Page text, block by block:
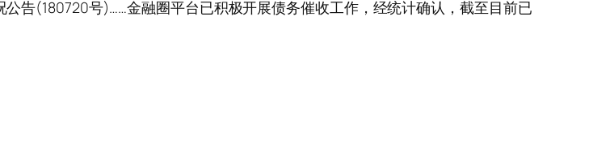
告(180720号)……金融圈平台已积极开展债务催收工作，经统计确认，截至目前已